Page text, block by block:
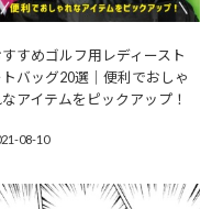
すすめゴルフ用レディースト
トバッグ20選│便利でおしゃ
アイテムをピックアップ！
08-10